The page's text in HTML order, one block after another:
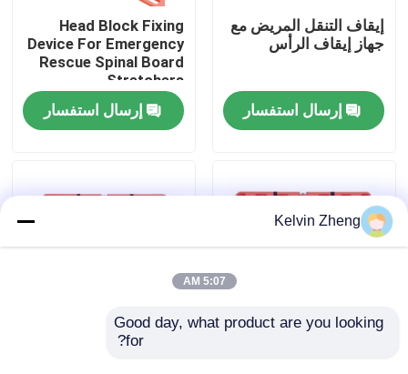
حولنا
مراقبة الجودة
اتصل بنا
أخبار
إيقاف التنقل المريض مع
جهاز إيقاف الرأس
إرسال استفسار
Head Block Fixing
Device For Emergency
Rescue Spinal Board
Stretchers
إرسال استفسار
Kelvin Zheng
5:07 AM
Good day, what product are you looking
for?